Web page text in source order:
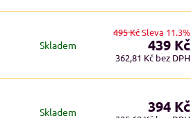
Skladem 439 Kč
362,81 Kč bez DPH
495 KčSleva 11.3%
Skladem 394 Kč